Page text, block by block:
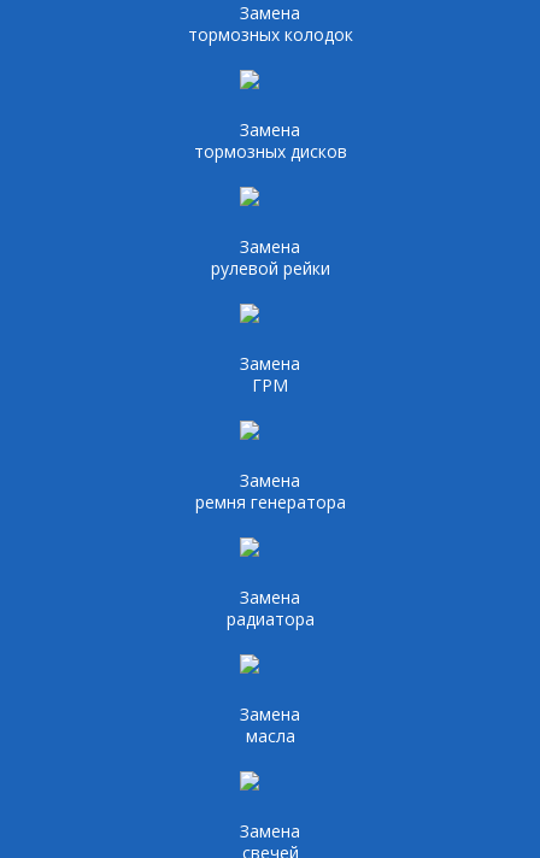
Замена
тормозных колодок
Замена
тормозных дисков
Замена
рулевой рейки
Замена
ГРМ
Замена
ремня генератора
Замена
радиатора
Замена
масла
Замена
свечей